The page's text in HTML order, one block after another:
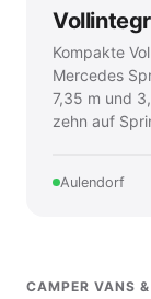
Kompakte
Mercedes
7,35 m und
zehn auf
Aulendorf
CAMPER VANS